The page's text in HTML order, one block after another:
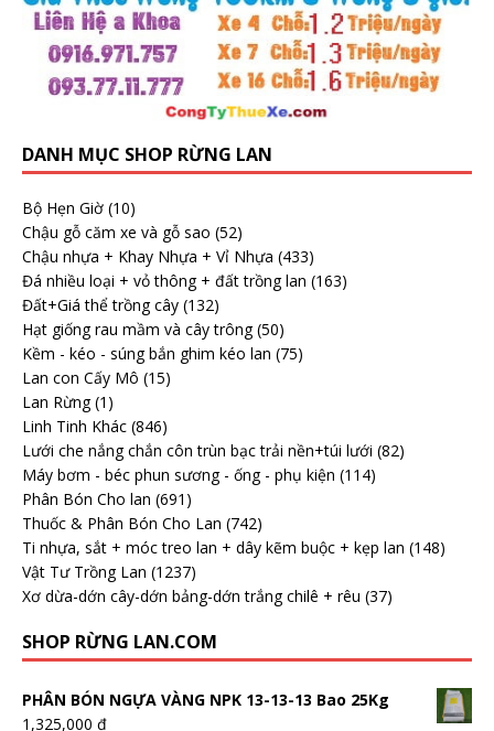
DANH MỤC SHOP RỪNG LAN
Bộ Hẹn Giờ (10)
Chậu gỗ căm xe và gỗ sao (52)
Chậu nhựa + Khay Nhựa + Vỉ Nhựa (433)
Đá nhiều loại + vỏ thông + đất trồng lan (163)
Đất+Giá thể trồng cây (132)
Hạt giống rau mầm và cây trông (50)
Kềm - kéo - súng bắn ghim kéo lan (75)
Lan con Cấy Mô (15)
Lan Rừng (1)
Linh Tinh Khác (846)
Lưới che nắng chắn côn trùn bạc trải nền+túi lưới (82)
Máy bơm - béc phun sương - ống - phụ kiện (114)
Phân Bón Cho lan (691)
Thuốc & Phân Bón Cho Lan (742)
Ti nhựa, sắt + móc treo lan + dây kẽm buộc + kẹp lan (148)
Vật Tư Trồng Lan (1237)
Xơ dừa-dớn cây-dớn bảng-dớn trắng chilê + rêu (37)
SHOP RỪNG LAN.COM
PHÂN BÓN NGỰA VÀNG NPK 13-13-13 Bao 25Kg
1,325,000 ₫